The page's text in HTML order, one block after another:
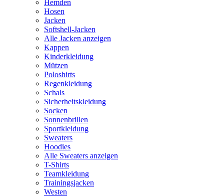
Hemden
Hosen
Jacken
Softshell-Jacken
Alle Jacken anzeigen
Kappen
Kinderkleidung
Mützen
Poloshirts
Regenkleidung
Schals
Sicherheitskleidung
Socken
Sonnenbrillen
Sportkleidung
Sweaters
Hoodies
Alle Sweaters anzeigen
T-Shirts
Teamkleidung
Trainingsjacken
Westen